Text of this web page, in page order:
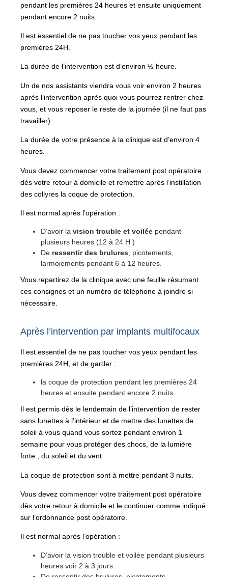
pendant les premières 24 heures et ensuite uniquement
pendant encore 2 nuits.
Il est essentiel de ne pas toucher vos yeux pendant les
premières 24H.
La durée de l’intervention est d’environ ½ heure.
Un de nos assistants viendra vous voir environ 2 heures
après l’intervention après quoi vous pourrez rentrer chez
vous, et vous reposer le reste de la journée (il ne faut pas
travailler).
La durée de votre présence à la clinique est d’environ 4
heures.
Vous devez commencer votre traitement post opératoire
dès votre retour à domicile et remettre après l’instillation
des collyres la coque de protection.
Il est normal après l’opération :
D’avoir la vision trouble et voilée pendant
plusieurs heures (12 à 24 H )
De ressentir des brulures, picotements,
larmoiements pendant 6 à 12 heures.
Vous repartirez de la clinique avec une feuille résumant
ces consignes et un numéro de téléphone à joindre si
nécessaire.
Après l’intervention par implants multifocaux
Il est essentiel de ne pas toucher vos yeux pendant les
premières 24H, et de garder :
la coque de protection pendant les premières 24
heures et ensuite pendant encore 2 nuits.
Il est permis dès le lendemain de l’intervention de rester
sans lunettes à l’intérieur et de mettre des lunettes de
soleil à vous quand vous sortez pendant environ 1
semaine pour vous protéger des chocs, de la lumière
forte , du soleil et du vent.
La coque de protection sont à mettre pendant 3 nuits.
Vous devez commencer votre traitement post opératoire
dès votre retour à domicile et le continuer comme indiqué
sur l’ordonnance post opératoire.
Il est normal après l’opération :
D’avoir la vision trouble et voilée pendant plusieurs
heures voir 2 à 3 jours.